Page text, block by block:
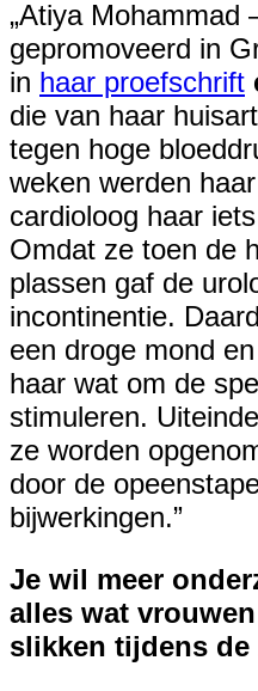
„Atiya Mohammad
gepromoveerd in
in haar proefschrift
die van haar
tegen hoge
weken werden
cardioloog haar
Omdat ze toen de
plassen gaf de
incontinentie.
een droge mond
haar wat om de
stimuleren.
ze worden
door de
bijwerkingen.”
Je wil meer
alles wat
slikken tijdens de